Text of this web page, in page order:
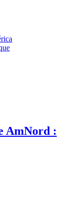
AmNord :